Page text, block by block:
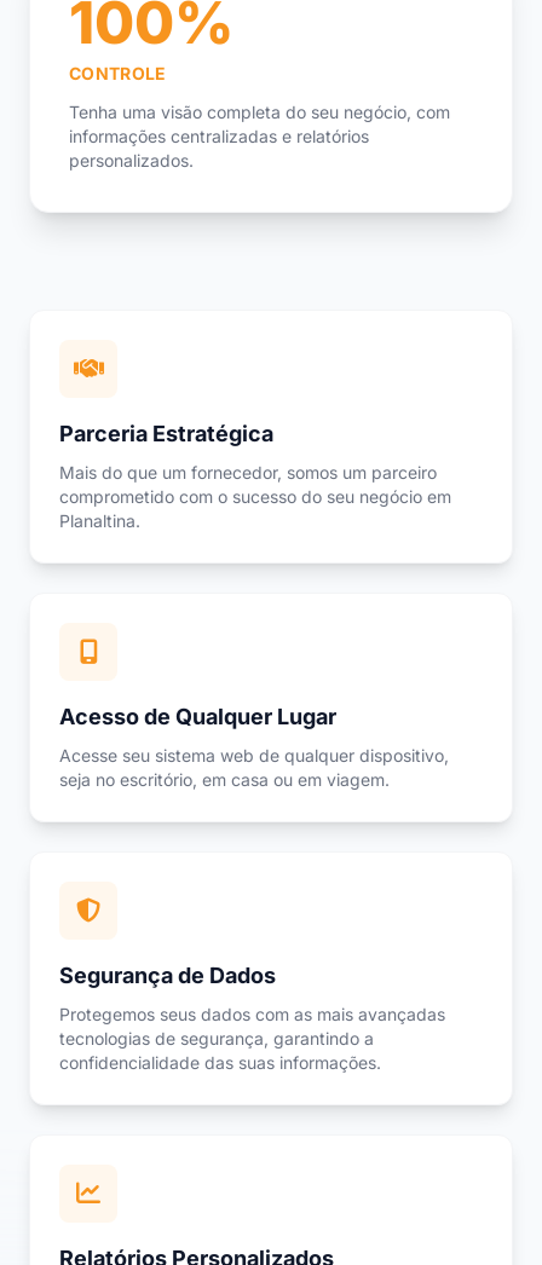
100%
CONTROLE
Tenha uma visão completa do seu negócio, com
informações centralizadas e relatórios
personalizados.
Parceria Estratégica
Mais do que um fornecedor, somos um parceiro
comprometido com o sucesso do seu negócio em
Planaltina.
Acesso de Qualquer Lugar
Acesse seu sistema web de qualquer dispositivo,
seja no escritório, em casa ou em viagem.
Segurança de Dados
Protegemos seus dados com as mais avançadas
tecnologias de segurança, garantindo a
confidencialidade das suas informações.
Relatórios Personalizados